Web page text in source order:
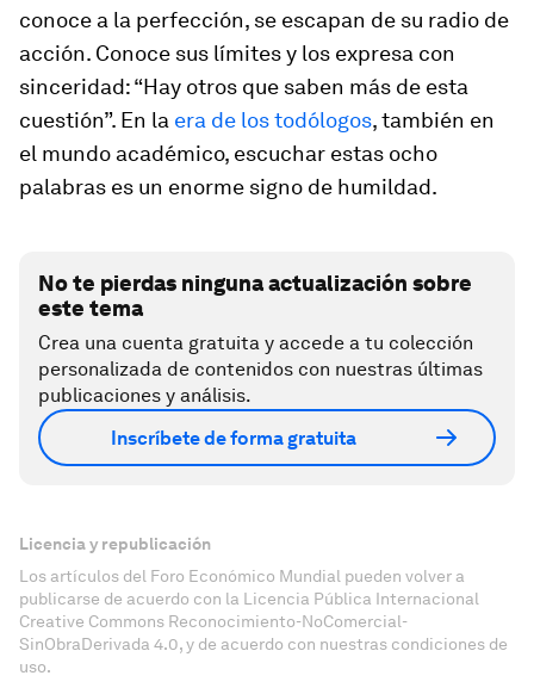
conoce a la perfección, se escapan de su radio de
acción. Conoce sus límites y los expresa con
sinceridad: “Hay otros que saben más de esta
cuestión”. En la era de lostodólogos, también en
el mundo académico, escuchar estas ocho
palabras es un enorme signo de humildad.
No te pierdas ninguna actualización sobre
este tema
Crea una cuenta gratuita y accede a tu colección
personalizada de contenidos con nuestras últimas
publicaciones y análisis.
Inscríbete de forma gratuita
Licencia y republicación
Los artículos del Foro Económico Mundial pueden volver a
publicarse de acuerdo con la Licencia Pública Internacional
Creative Commons Reconocimiento-NoComercial-
SinObraDerivada 4.0, y de acuerdo con nuestras condiciones de
uso.